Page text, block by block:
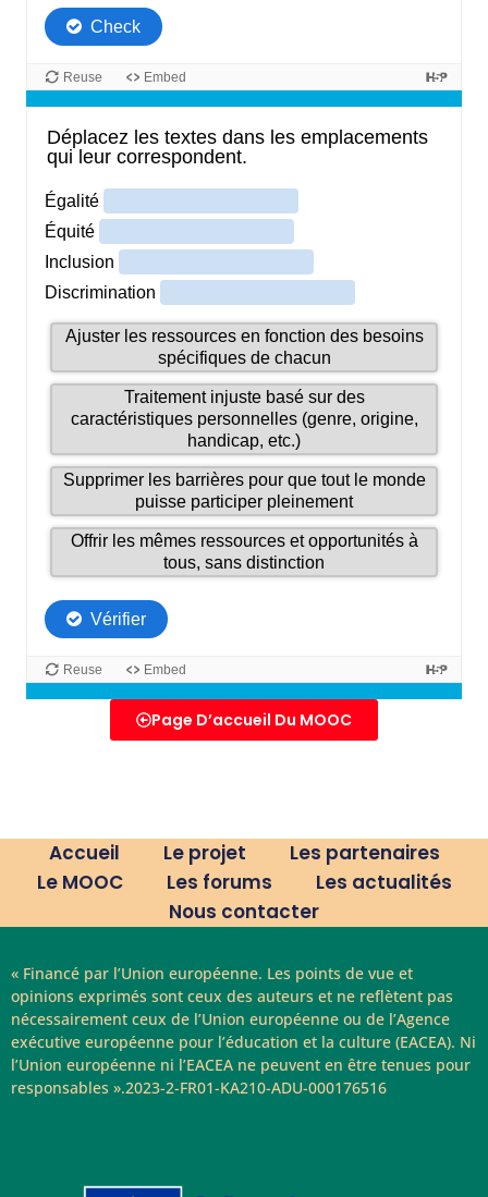
Page D’accueil Du MOOC
Accueil Le projet
Les partenaires
Le MOOC
Les forums
Les actualités
Nous contacter
« Financé par l’Union européenne. Les points de vue et
opinions exprimés sont ceux des auteurs et ne reflètent pas
nécessairement ceux de l’Union européenne ou de l’Agence
exécutive européenne pour l’éducation et la culture (EACEA). Ni
l’Union européenne ni l’EACEA ne peuvent en être tenues pour
responsables ».2023-2-FR01-KA210-ADU-000176516